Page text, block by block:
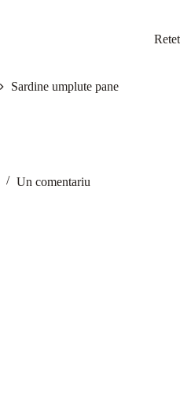
Sardine umplute pane
Un comentariu